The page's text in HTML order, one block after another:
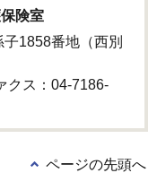
険室
1858番地（西別
クス：04-7186-
ページの先頭へ